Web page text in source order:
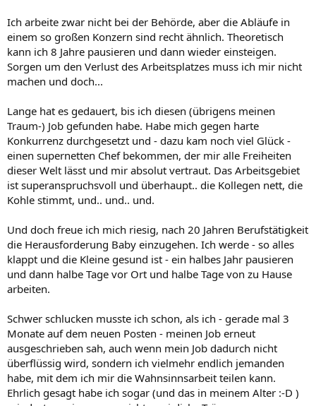
Ich arbeite zwar nicht bei der Behörde, aber die Abläufe in
einem so großen Konzern sind recht ähnlich. Theoretisch
kann ich 8 Jahre pausieren und dann wieder einsteigen.
Sorgen um den Verlust des Arbeitsplatzes muss ich mir nicht
machen und doch...
Lange hat es gedauert, bis ich diesen (übrigens meinen
Traum-) Job gefunden habe. Habe mich gegen harte
Konkurrenz durchgesetzt und - dazu kam noch viel Glück -
einen supernetten Chef bekommen, der mir alle Freiheiten
dieser Welt lässt und mir absolut vertraut. Das Arbeitsgebiet
ist superanspruchsvoll und überhaupt.. die Kollegen nett, die
Kohle stimmt, und.. und.. und.
Und doch freue ich mich riesig, nach 20 Jahren Berufstätigkeit
die Herausforderung Baby einzugehen. Ich werde - so alles
klappt und die Kleine gesund ist - ein halbes Jahr pausieren
und dann halbe Tage vor Ort und halbe Tage von zu Hause
arbeiten.
Schwer schlucken musste ich schon, als ich - gerade mal 3
Monate auf dem neuen Posten - meinen Job erneut
ausgeschrieben sah, auch wenn mein Job dadurch nicht
überflüssig wird, sondern ich vielmehr endlich jemanden
habe, mit dem ich mir die Wahnsinnsarbeit teilen kann.
Ehrlich gesagt habe ich sogar (und das in meinem Alter :-D )